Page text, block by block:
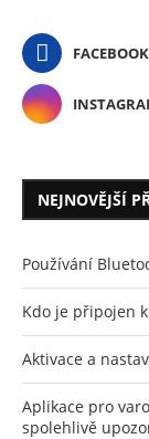
FACEBOOK
NEJNOVĚJŠÍ
Používání
Kdo je připojen
Aktivace a
Aplikace pro
spolehlivě